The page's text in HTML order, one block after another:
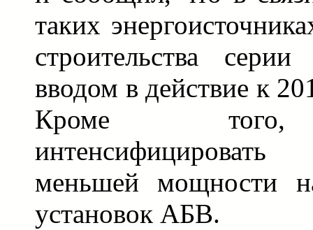
таких
строительства
вводом в действие к
Кроме того,
меньшей мощности
установок АБВ.